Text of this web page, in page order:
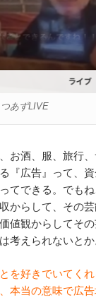
つあずLIVE
お酒、服、旅行
『広告』って、
てできる。でも
からして、その
値観からしてそ
考えられないとか
を好きでいてく
本当の意味で広